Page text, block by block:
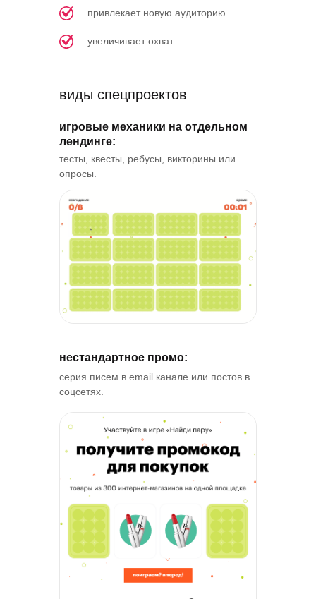
виды спецпроектов
игровые механики на отдельном
лендинге:
тесты, квесты, ребусы, викторины или
опросы.
нестандартное промо:
серия писем в email канале или постов в
соцсетях.
привлекает новую аудиторию
увеличивает охват